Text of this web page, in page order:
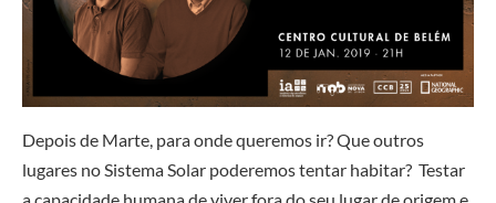
Depois de Marte, para onde queremos ir? Que outros
lugares no Sistema Solar poderemos tentar habitar? Testar